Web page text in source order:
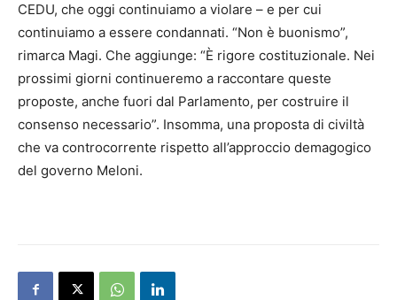
CEDU, che oggi continuiamo a violare – e per cui
continuiamo a essere condannati. “Non è buonismo”,
rimarca Magi. Che aggiunge: “È rigore costituzionale. Nei
prossimi giorni continueremo a raccontare queste
proposte, anche fuori dal Parlamento, per costruire il
consenso necessario”. Insomma, una proposta di civiltà
che va controcorrente rispetto all’approccio demagogico
del governo Meloni.